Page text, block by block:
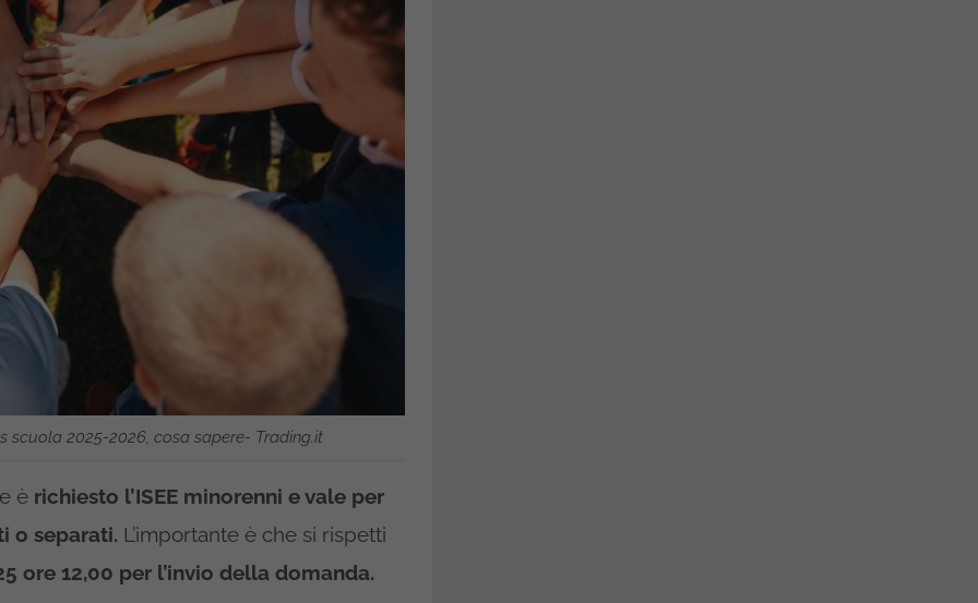
scuola 2025-2026, cosa sapere- Trading.it
è richiesto l’ISEE minorenni e vale per
o separati. L’importante è che si rispetti
ore 12,00 per l’invio della domanda.